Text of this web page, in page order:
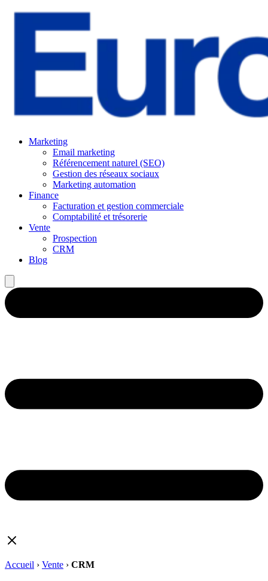
Marketing
Email marketing
Référencement naturel (SEO)
Gestion des réseaux sociaux
Marketing automation
Finance
Facturation et gestion commerciale
Comptabilité et trésorerie
Vente
Prospection
CRM
Blog
Accueil › Vente › CRM